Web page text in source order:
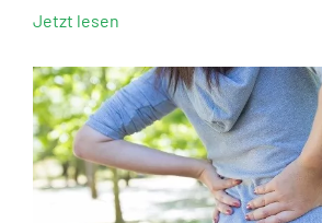
Jetzt lesen